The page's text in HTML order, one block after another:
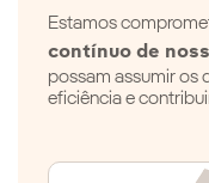
Estamos
contínuo de
possam assumir os
eficiência e